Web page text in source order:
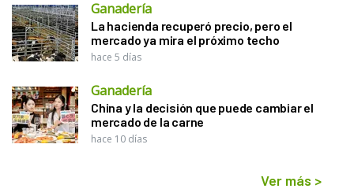
Ganadería
La hacienda recuperó precio, pero el
mercado ya mira el próximo techo
hace 5 días
Ganadería
China y la decisión que puede cambiar el
mercado de la carne
hace 10 días
Ver más >